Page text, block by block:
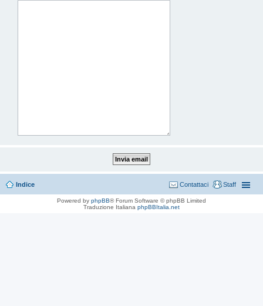
Indice Staff
Contattaci
Powered by phpBB® Forum Software © phpBB Limited
Traduzione Italiana phpBBItalia.net